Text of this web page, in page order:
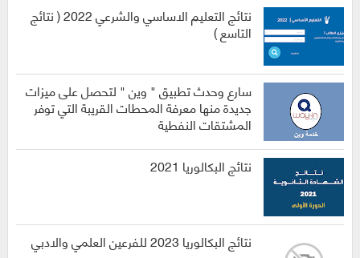
نتائج التعليم الاساسي والشرعي 2022 ( نتائج
التاسع )
سارع وحدث تطبيق " وين " لتحصل على ميزات
جديدة منها معرفة المحطات القريبة التي توفر
المشتقات النفطية
نتائج البكالوريا 2021
نتائج البكالوريا 2023 للفرعين العلمي والادبي